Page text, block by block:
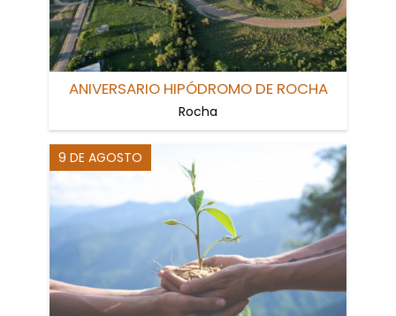
ANIVERSARIO HIPÓDROMO DE ROCHA
Rocha
9 DE AGOSTO